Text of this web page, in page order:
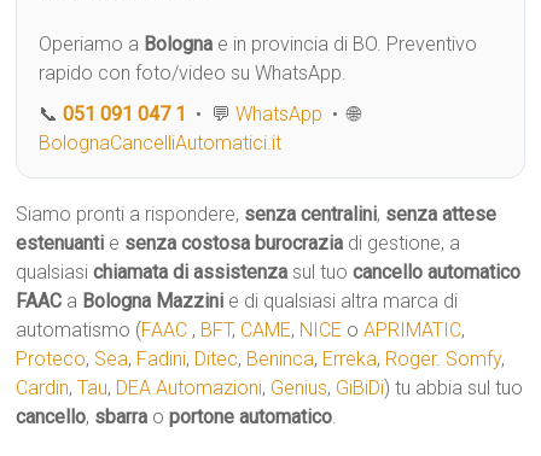
Operiamo a Bologna e in provincia di BO. Preventivo
rapido con foto/video su WhatsApp.
📞051 091 047 1 • 💬WhatsApp • 🌐
BolognaCancelliAutomatici.it
Siamo pronti a rispondere, senza centralini, senza attese
estenuanti e senza costosa burocrazia di gestione, a
qualsiasichiamata di assistenza sul tuocancello automatico
FAAC a Bologna Mazzini e di qualsiasi altra marca di
automatismo (FAAC , BFT, CAME, NICE oAPRIMATIC,
Proteco, Sea, Fadini, Ditec, Beninca, Erreka, Roger. Somfy,
Cardin,Tau, DEA Automazioni, Genius, GiBiDi) tu abbia sul tuo
cancello, sbarra oportone automatico.